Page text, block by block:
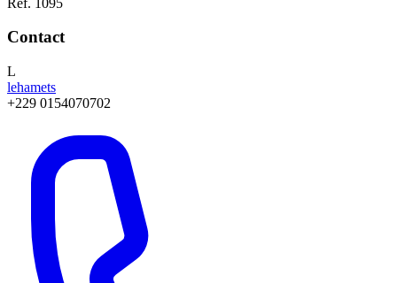
Contact
L
lehamets
+229 0154070702